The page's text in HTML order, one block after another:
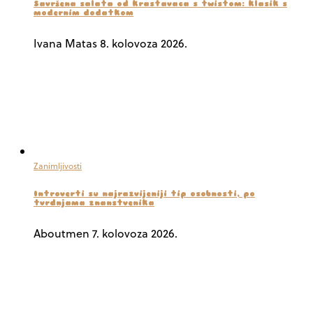
Savršena salata od krastavaca s twistom: klasik s
modernim dodatkom
Ivana Matas 8. kolovoza 2026.
Zanimljivosti
Introverti su najrazvijeniji tip osobnosti, po
tvrdnjama znanstvenika
Aboutmen 7. kolovoza 2026.